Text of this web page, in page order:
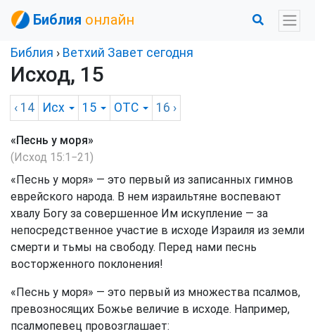
Библия онлайн
Библия › Ветхий Завет сегодня
Исход, 15
‹ 14 Исх 15 OTC 16 ›
«Песнь у моря»
(Исход 15:1−21)
«Песнь у моря» — это первый из записанных гимнов
еврейского народа. В нем израильтяне воспевают
хвалу Богу за совершенное Им искупление — за
непосредственное участие в исходе Израиля из земли
смерти и тьмы на свободу. Перед нами песнь
восторженного поклонения!
«Песнь у моря» — это первый из множества псалмов,
превозносящих Божье величие в исходе. Например,
псалмопевец провозглашает: